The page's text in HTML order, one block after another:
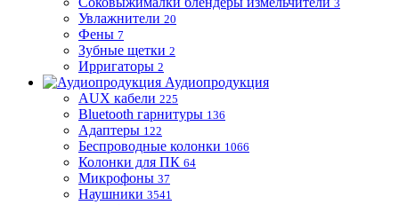
3
Увлажнители 20
Фены 7
Зубные щетки 2
Ирригаторы 2
Аудиопродукция
AUX кабели 225
Bluetooth гарнитуры 136
Адаптеры 122
Беспроводные колонки 1066
Колонки для ПК 64
Микрофоны 37
Наушники 3541